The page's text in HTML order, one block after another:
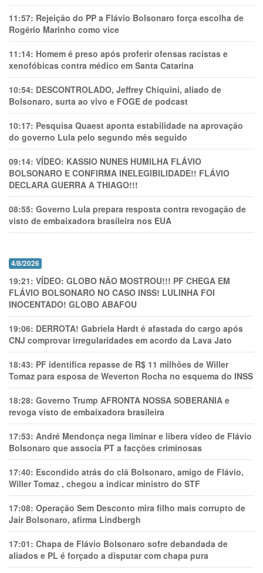
11:57: Rejeição do PP a Flávio Bolsonaro força escolha de
Rogério Marinho como vice
11:14: Homem é preso após proferir ofensas racistas e
xenofóbicas contra médico em Santa Catarina
10:54: DESCONTROLADO, Jeffrey Chiquini, aliado de
Bolsonaro, surta ao vivo e FOGE de podcast
10:17: Pesquisa Quaest aponta estabilidade na aprovação
do governo Lula pelo segundo mês seguido
09:14: VÍDEO: KASSIO NUNES HUMlLHA FLÁVIO
BOLSONARO E CONFIRMA INELEGIBILIDADE!! FLÁVIO
DECLARA GUERRA A THIAGO!!!
08:55: Governo Lula prepara resposta contra revogação de
visto de embaixadora brasileira nos EUA
4/8/2026
19:21: VÍDEO: GLOBO NÃO MOSTROU!!! PF CHEGA EM
FLÁVIO BOLSONARO NO CASO INSS! LULINHA FOI
INOCENTADO! GLOBO ABAFOU
19:06: DERROTA! Gabriela Hardt é afastada do cargo após
CNJ comprovar irregularidades em acordo da Lava Jato
18:43: PF identifica repasse de R$ 11 milhões de Willer
Tomaz para esposa de Weverton Rocha no esquema do INSS
18:28: Governo Trump AFRONTA NOSSA SOBERANIA e
revoga visto de embaixadora brasileira
17:53: André Mendonça nega liminar e libera vídeo de Flávio
Bolsonaro que associa PT a facções criminosas
17:40: Escondido atrás do clã Bolsonaro, amigo de Flávio,
Willer Tomaz , chegou a indicar ministro do STF
17:08: Operação Sem Desconto mira filho mais corrupto de
Jair Bolsonaro, afirma Lindbergh
17:01: Chapa de Flávio Bolsonaro sofre debandada de
aliados e PL é forçado a disputar com chapa pura